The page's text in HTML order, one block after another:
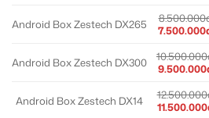
Android Box Zestech DX265
Android Box Zestech DX300
Android Box Zestech DX14